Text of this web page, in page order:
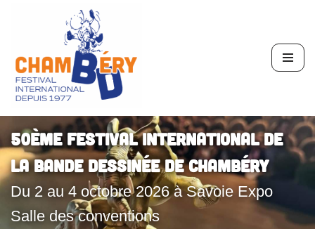
au
contenu
50ème Festival International de
la Bande Dessinée de Chambéry
Du 2 au 4 octobre 2026 à Savoie Expo
Salle des conventions